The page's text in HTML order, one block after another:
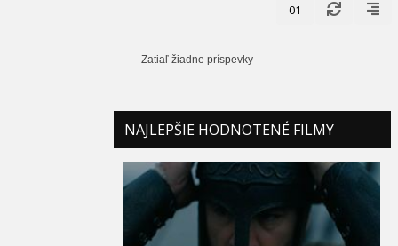
01
Zatiaľ žiadne príspevky
NAJLEPŠIE HODNOTENÉ FILMY